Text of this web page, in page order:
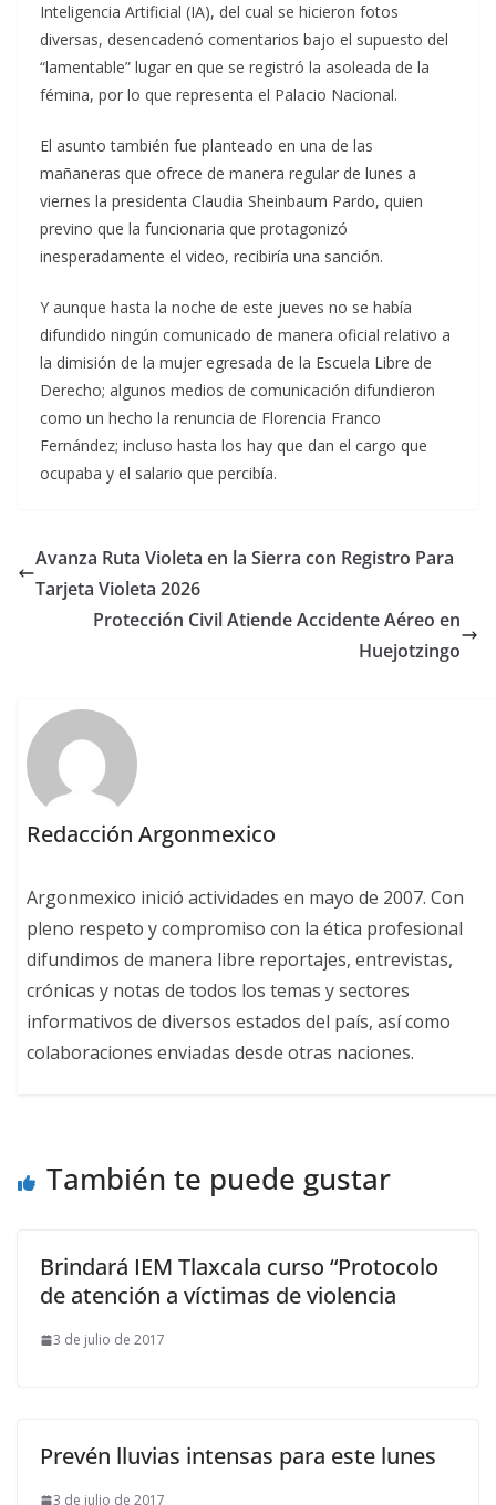
Inteligencia Artificial (IA), del cual se hicieron fotos
diversas, desencadenó comentarios bajo el supuesto del
“lamentable” lugar en que se registró la asoleada de la
fémina, por lo que representa el Palacio Nacional.
El asunto también fue planteado en una de las
mañaneras que ofrece de manera regular de lunes a
viernes la presidenta Claudia Sheinbaum Pardo, quien
previno que la funcionaria que protagonizó
inesperadamente el video, recibiría una sanción.
Y aunque hasta la noche de este jueves no se había
difundido ningún comunicado de manera oficial relativo a
la dimisión de la mujer egresada de la Escuela Libre de
Derecho; algunos medios de comunicación difundieron
como un hecho la renuncia de Florencia Franco
Fernández; incluso hasta los hay que dan el cargo que
ocupaba y el salario que percibía.
Avanza Ruta Violeta en la Sierra con Registro Para
Tarjeta Violeta 2026
Protección Civil Atiende Accidente Aéreo en
Huejotzingo
Redacción Argonmexico
Argonmexico inició actividades en mayo de 2007. Con
pleno respeto y compromiso con la ética profesional
difundimos de manera libre reportajes, entrevistas,
crónicas y notas de todos los temas y sectores
informativos de diversos estados del país, así como
colaboraciones enviadas desde otras naciones.
También te puede gustar
Brindará IEM Tlaxcala curso “Protocolo
de atención a víctimas de violencia
3 de julio de 2017
Prevén lluvias intensas para este lunes
3 de julio de 2017